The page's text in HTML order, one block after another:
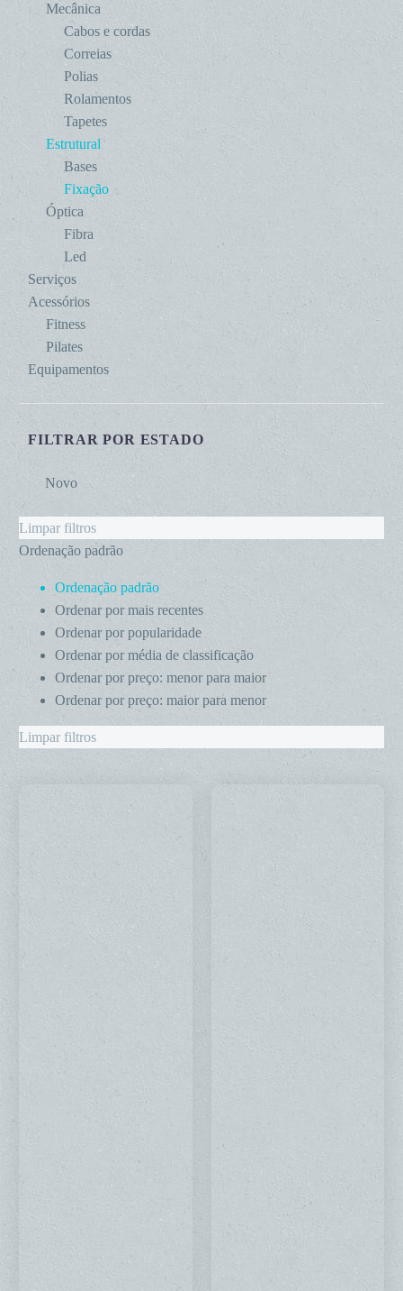
Mecânica
Cabos e cordas
Correias
Polias
Rolamentos
Tapetes
Estrutural
Bases
Fixação
Óptica
Fibra
Led
Serviços
Acessórios
Fitness
Pilates
Equipamentos
FILTRAR POR ESTADO
Novo
Limpar filtros
Ordenação padrão
Ordenação padrão
Ordenar por mais recentes
Ordenar por popularidade
Ordenar por média de classificação
Ordenar por preço: menor para maior
Ordenar por preço: maior para menor
Limpar filtros